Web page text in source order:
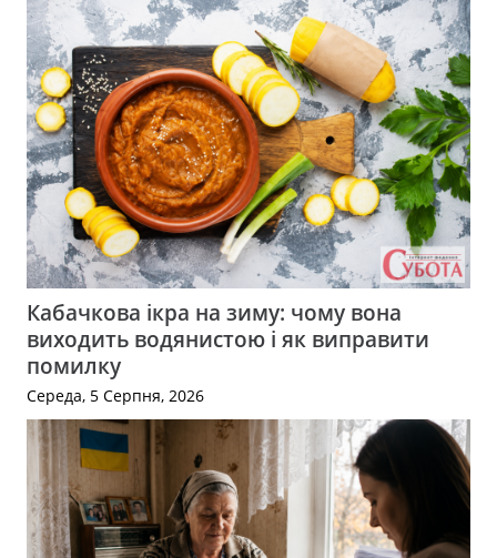
Кабачкова ікра на зиму: чому вона
виходить водянистою і як виправити
помилку
Середа, 5 Серпня, 2026